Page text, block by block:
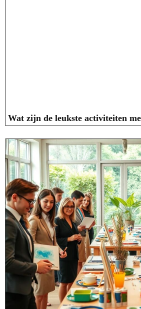
Wat zijn de leukste activiteiten